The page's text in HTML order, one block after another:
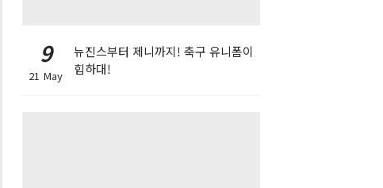
9
21 May
뉴진스부터 제니까지! 축구 유니폼이
힙하대!